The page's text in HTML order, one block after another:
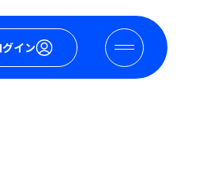
グイン